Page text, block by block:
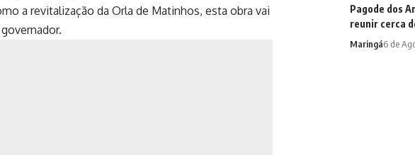
a revitalização da Orla de Matinhos, esta obra vai
Pagode dos
reunir cerca
Maringá6 de